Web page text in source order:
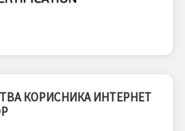
КОРИСНИКА ИНТЕРНЕТ